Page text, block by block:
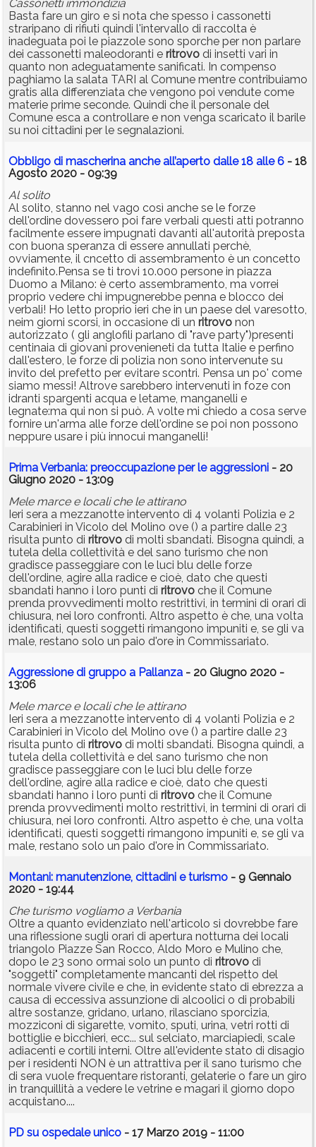
Cassonetti immondizia
Basta fare un giro e si nota che spesso i cassonetti
straripano di rifiuti quindi l'intervallo di raccolta è
inadeguata poi le piazzole sono sporche per non parlare
dei cassonetti maleodoranti e ritrovo di insetti vari in
quanto non adeguatamente sanificati. In compenso
paghiamo la salata TARI al Comune mentre contribuiamo
gratis alla differenziata che vengono poi vendute come
materie prime seconde. Quindi che il personale del
Comune esca a controllare e non venga scaricato il barile
su noi cittadini per le segnalazioni.
Obbligo di mascherina anche all’aperto dalle 18 alle 6 - 18
Agosto 2020 - 09:39
Al solito
Al solito, stanno nel vago così anche se le forze
dell'ordine dovessero poi fare verbali questi atti potranno
facilmente essere impugnati davanti all'autorità preposta
con buona speranza di essere annullati perchè,
ovviamente, il cncetto di assembramento è un concetto
indefinito.Pensa se ti trovi 10.000 persone in piazza
Duomo a Milano: è certo assembramento, ma vorrei
proprio vedere chi impugnerebbe penna e blocco dei
verbali! Ho letto proprio ieri che in un paese del varesotto,
neim giorni scorsi, in occasione di un ritrovo non
autorizzato ( gli anglofili parlano di "rave party")presenti
centinaia di giovani provenieneti da tutta Italie e perfino
dall'estero, le forze di polizia non sono intervenute su
invito del prefetto per evitare scontri. Pensa un po' come
siamo messi! Altrove sarebbero intervenuti in foze con
idranti spargenti acqua e letame, manganelli e
legnate:ma qui non si può. A volte mi chiedo a cosa serve
fornire un'arma alle forze dell'ordine se poi non possono
neppure usare i più innocui manganelli!
Prima Verbania: preoccupazione per le aggressioni - 20
Giugno 2020 - 13:09
Mele marce e locali che le attirano
Ieri sera a mezzanotte intervento di 4 volanti Polizia e 2
Carabinieri in Vicolo del Molino ove () a partire dalle 23
risulta punto di ritrovo di molti sbandati. Bisogna quindi, a
tutela della collettività e del sano turismo che non
gradisce passeggiare con le luci blu delle forze
dell'ordine, agire alla radice e cioè, dato che questi
sbandati hanno i loro punti di ritrovo che il Comune
prenda provvedimenti molto restrittivi, in termini di orari di
chiusura, nei loro confronti. Altro aspetto è che, una volta
identificati, questi soggetti rimangono impuniti e, se gli va
male, restano solo un paio d'ore in Commissariato.
Aggressione di gruppo a Pallanza - 20 Giugno 2020 -
13:06
Mele marce e locali che le attirano
Ieri sera a mezzanotte intervento di 4 volanti Polizia e 2
Carabinieri in Vicolo del Molino ove () a partire dalle 23
risulta punto di ritrovo di molti sbandati. Bisogna quindi, a
tutela della collettività e del sano turismo che non
gradisce passeggiare con le luci blu delle forze
dell'ordine, agire alla radice e cioè, dato che questi
sbandati hanno i loro punti di ritrovo che il Comune
prenda provvedimenti molto restrittivi, in termini di orari di
chiusura, nei loro confronti. Altro aspetto è che, una volta
identificati, questi soggetti rimangono impuniti e, se gli va
male, restano solo un paio d'ore in Commissariato.
Montani: manutenzione, cittadini e turismo - 9 Gennaio
2020 - 19:44
Che turismo vogliamo a Verbania
Oltre a quanto evidenziato nell'articolo si dovrebbe fare
una riflessione sugli orari di apertura notturna dei locali
triangolo Piazze San Rocco, Aldo Moro e Mulino che,
dopo le 23 sono ormai solo un punto di ritrovo di
"soggetti" completamente mancanti del rispetto del
normale vivere civile e che, in evidente stato di ebrezza a
causa di eccessiva assunzione di alcoolici o di probabili
altre sostanze, gridano, urlano, rilasciano sporcizia,
mozziconi di sigarette, vomito, sputi, urina, vetri rotti di
bottiglie e bicchieri, ecc... sul selciato, marciapiedi, scale
adiacenti e cortili interni. Oltre all'evidente stato di disagio
per i residenti NON è un attrattiva per il sano turismo che
di sera vuole frequentare ristoranti, gelaterie o fare un giro
in tranquillità a vedere le vetrine e magari il giorno dopo
acquistano....
PD su ospedale unico - 17 Marzo 2019 - 11:00